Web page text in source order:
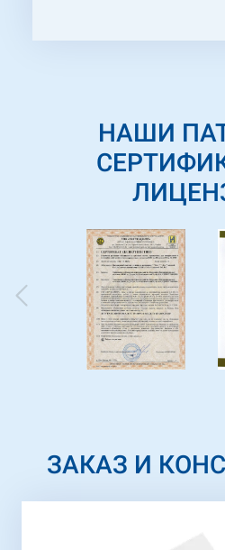
довготривалі
НАШИ
ЗАКАЗ И